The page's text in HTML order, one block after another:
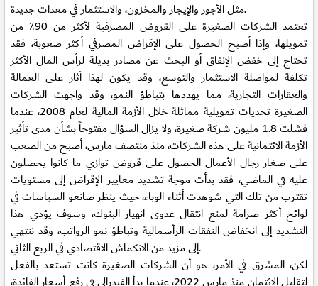
مثل الأجور والإيجار والمخزون، والاستثمار في معدات جديدة.
تعتمد الشركات الصغيرة على القروض المصرفية لأكثر من 90٪ من
تمويلها، وإذا أصبح الحصول على الإقراض المصرفي أكثر صعوبة، فقد
تحتاج إلى خفض الإنفاق أو البحث عن مصادر بديلة لرأس المال الأكثر
تكلفة لمواصلة الاستثمار والتوسع، وقد يكون لهذا آثار على العمالة
والعقارات التجارية، مما يهددها بتباطؤ النمو، وقد واجهت الشركات
الصغيرة تحديات تمويلية مماثلة خلال الأزمة المالية لعام 2008، عندما
فشلت 1.8 مليون شركة صغيرة، ولا يزال السؤال مفتوحاً بشأن مدى تأثير
الأزمة الائتمانية على هذه الشركات، منذ منتصف مارس، أصبح من الصعب
على صغار رجال الأعمال الحصول على قروض توازي ما كانوا يحصلون
عليه في الماضي، فقد بدأت موجة تشديد معايير الإقراض إلى مستويات
تقترب من تلك التي شوهدت أثناء الوباء، حيث ينظر صانعو السياسات في
لوائح أكثر صرامة لمنع انتقال عدوى انهيار البنوك، وسوف يؤدي هذا
التشديد إلى انخفاض النفقات الرأسمالية وتباطؤ نمو الرواتب، وقد ننتهي
إلى مزيد من الانكماش الاقتصادي في الربع الثاني.
لكن، المشرق في الأمر، هو أن الشركات الصغيرة كانت تستعد بالفعل
لتقليل الائتمان منذ مارس 2022، عندما بدأ الفيدرالي في رفع أسعار الفائدة،